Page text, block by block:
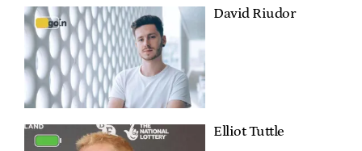
David Riudor
Elliot Tuttle